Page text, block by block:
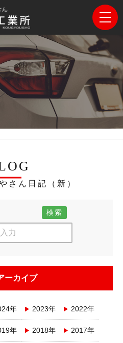
さん日記（新）
検索
ーカイブ
年 2023年 2022年
年 2018年 2017年